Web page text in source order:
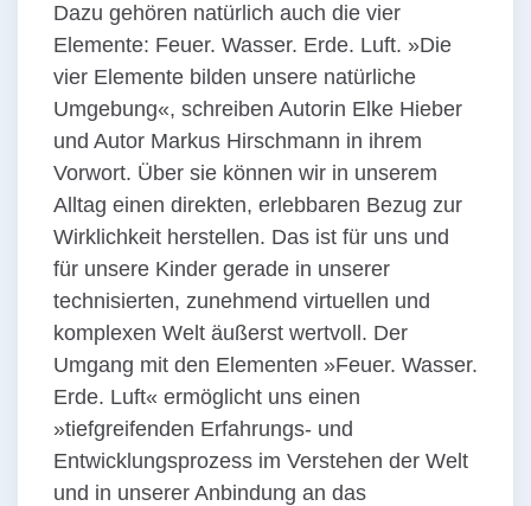
Dazu gehören natürlich auch die vier
Elemente: Feuer. Wasser. Erde. Luft. »Die
vier Elemente bilden unsere natürliche
Umgebung«, schreiben Autorin Elke Hieber
und Autor Markus Hirschmann in ihrem
Vorwort. Über sie können wir in unserem
Alltag einen direkten, erlebbaren Bezug zur
Wirklichkeit herstellen. Das ist für uns und
für unsere Kinder gerade in unserer
technisierten, zunehmend virtuellen und
komplexen Welt äußerst wertvoll. Der
Umgang mit den Elementen »Feuer. Wasser.
Erde. Luft« ermöglicht uns einen
»tiefgreifenden Erfahrungs- und
Entwicklungsprozess im Verstehen der Welt
und in unserer Anbindung an das